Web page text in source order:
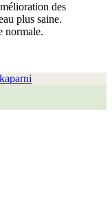
des
plus saine.
normale.